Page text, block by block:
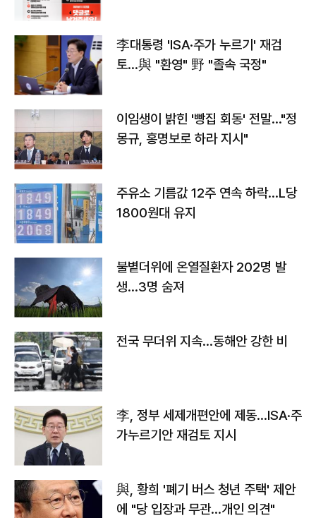
李대통령 'ISA·주가 누르기' 재검
토…與 "환영" 野 "졸속 국정"
이임생이 밝힌 '빵집 회동' 전말…"정
몽규, 홍명보로 하라 지시"
주유소 기름값 12주 연속 하락…L당
1800원대 유지
불볕더위에 온열질환자 202명 발
생…3명 숨져
전국 무더위 지속…동해안 강한 비
李, 정부 세제개편안에 제동…ISA·주
가누르기안 재검토 지시
與, 황희 '폐기 버스 청년 주택' 제안
에 "당 입장과 무관…개인 의견"